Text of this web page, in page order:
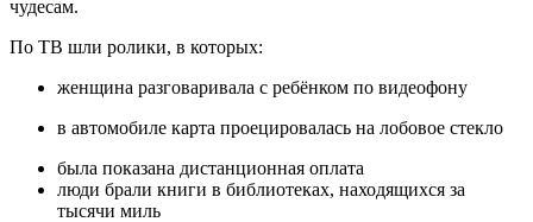
чудесам.
По ТВ шли ролики, в которых:
женщина разговаривала с ребёнком по видеофону
в автомобиле карта проецировалась на лобовое стекло
была показана дистанционная оплата
люди брали книги в библиотеках, находящихся за
тысячи миль